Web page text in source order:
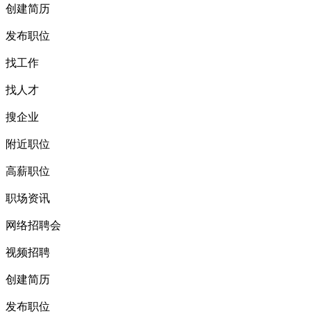
创建简历
发布职位
找工作
找人才
搜企业
附近职位
高薪职位
职场资讯
网络招聘会
视频招聘
创建简历
发布职位